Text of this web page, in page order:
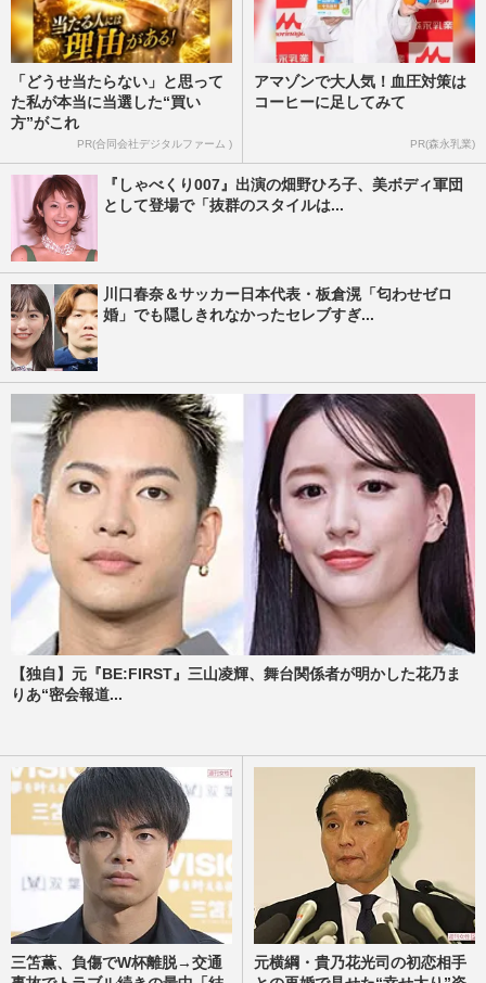
「どうせ当たらない」と思って
た私が本当に当選した“買い
方”がこれ
PR(合同会社デジタルファーム )
アマゾンで大人気！血圧対策は
コーヒーに足してみて
PR(森永乳業)
『しゃべくり007』出演の畑野ひろ子、美ボディ軍団
として登場で「抜群のスタイルは...
川口春奈＆サッカー日本代表・板倉滉「匂わせゼロ
婚」でも隠しきれなかったセレブすぎ...
【独自】元『BE:FIRST』三山凌輝、舞台関係者が明かした花乃ま
りあ“密会報道...
三笘薫、負傷でW杯離脱→交通
元横綱・貴乃花光司の初恋相手